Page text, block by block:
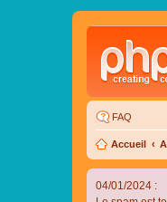
FAQ
Accueil
04/01/2024 :